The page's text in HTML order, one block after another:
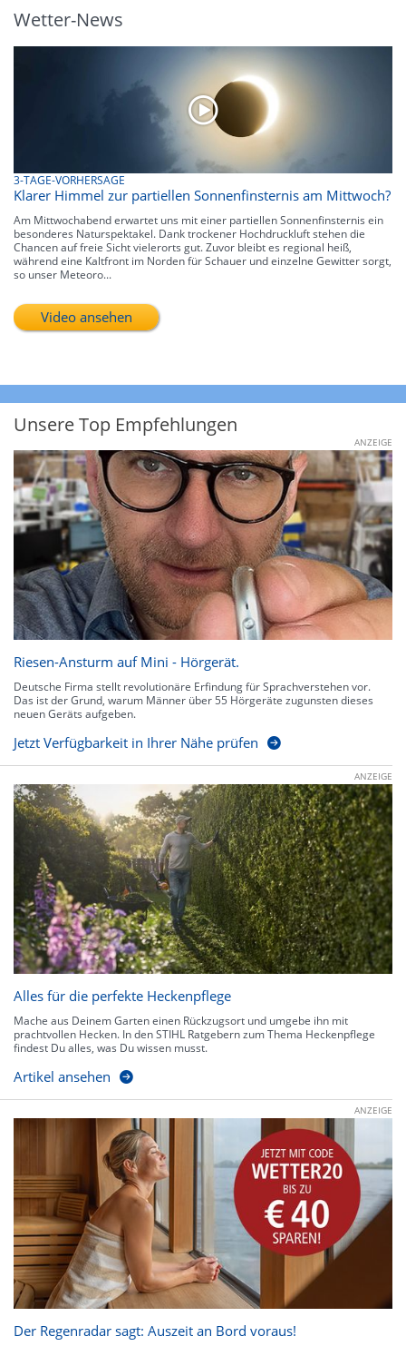
Wetter-News
3-TAGE-VORHERSAGE
Klarer Himmel zur partiellen Sonnenfinsternis am Mittwoch?
Am Mittwochabend erwartet uns mit einer partiellen Sonnenfinsternis ein
besonderes Naturspektakel. Dank trockener Hochdruckluft stehen die
Chancen auf freie Sicht vielerorts gut. Zuvor bleibt es regional heiß,
während eine Kaltfront im Norden für Schauer und einzelne Gewitter sorgt,
so unser Meteoro...
Video ansehen
Unsere Top Empfehlungen
ANZEIGE
Riesen-Ansturm auf Mini - Hörgerät.
Deutsche Firma stellt revolutionäre Erfindung für Sprachverstehen vor.
Das ist der Grund, warum Männer über 55 Hörgeräte zugunsten dieses
neuen Geräts aufgeben.
Jetzt Verfügbarkeit in Ihrer Nähe prüfen
ANZEIGE
Alles für die perfekte Heckenpflege
Mache aus Deinem Garten einen Rückzugsort und umgebe ihn mit
prachtvollen Hecken. In den STIHL Ratgebern zum Thema Heckenpflege
findest Du alles, was Du wissen musst.
Artikel ansehen
ANZEIGE
Der Regenradar sagt: Auszeit an Bord voraus!